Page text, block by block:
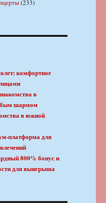
(233)
комфортное
в
шармом
в южной
платформа для
800% бонус и
для выигрыша